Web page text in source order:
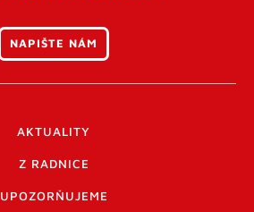
NAPIŠTE NÁM
AKTUALITY
Z RADNICE
UPOZORŇUJEME